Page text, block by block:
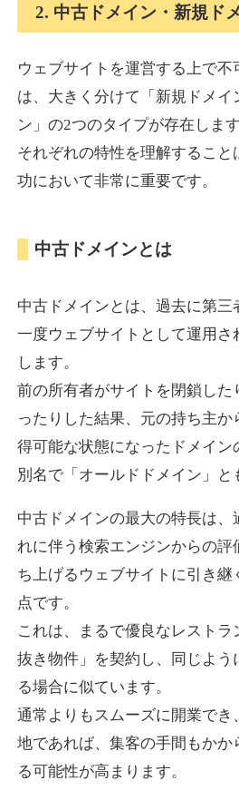
詳細を見る
torigirl-
ジャンルその他
DA38 外部リンク数 383 ド
10,800円 入札 0件
詳細を見る
vrnvroomn.com
ジャンル通販
DA
10,800円 入札 0件
詳細を見る
ジャンルエンターテイメント
37
10,800円
box-cafe.jp
ジャンル 飲食
DA37 外部リンク数
2. 中古ドメイン・新規ド
ウェブサイトを運営する上で不
は、大きく分けて「新規ドメイ
ン」の2つのタイプが存在します
それぞれの特性を理解するこ
功において非常に重要です。
中古ドメインとは
中古ドメインとは、過去に第三
一度ウェブサイトとして運用さ
します。
前の所有者がサイトを閉鎖し
ったりした結果、元の持ち主か
得可能な状態になったドメイン
別名で「オールドドメイン」と
中古ドメインの最大の特長は、
れに伴う検索エンジンからの評
ち上げるウェブサイトに引き継
点です。
これは、まるで優良なレスト
抜き物件」を契約し、同じよう
る場合に似ています。
通常よりもスムーズに開業でき
地であれば、集客の手間もかか
る可能性が高まります。